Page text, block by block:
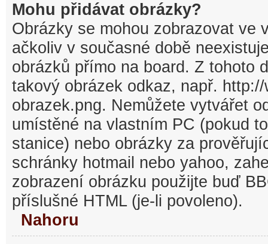
Mohu přidávat obrázky?
Obrázky se mohou zobrazovat ve
ačkoliv v současné době
obrázků přímo na board. Z tohoto
takový obrázek odkaz, např.
obrazek.png. Nemůžete vytvářet
umístěné na vlastním PC (pokud
stanice) nebo obrázky za
schránky hotmail nebo yahoo,
zobrazení obrázku použijte buď
příslušné HTML (je-li povoleno).
Nahoru